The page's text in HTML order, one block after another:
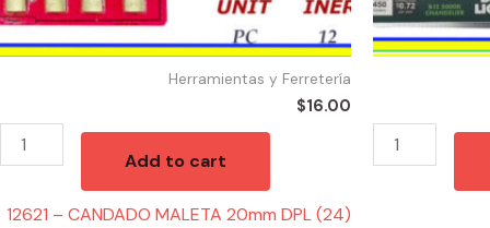
Herramientas y Ferretería
$16.00
Add to cart
12621 – CANDADO MALETA 20mm DPL (24)